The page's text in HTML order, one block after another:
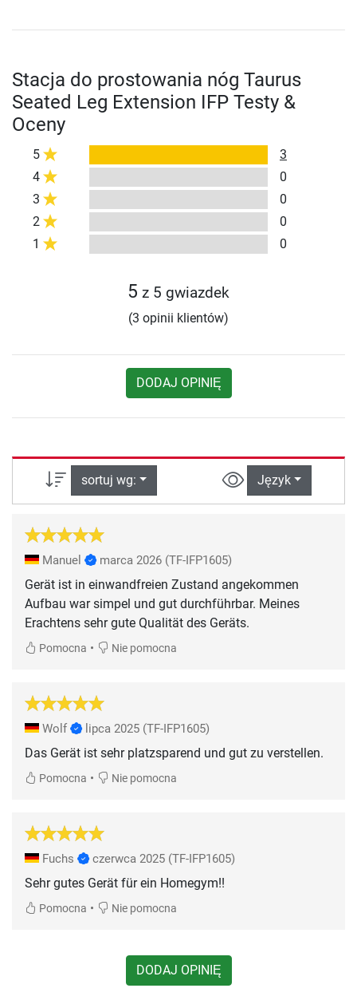
Stacja do prostowania nóg Taurus
Seated Leg Extension IFP Testy &
Oceny
5
3
4
0
3
0
2
0
1
0
5 z 5 gwiazdek
(3 opinii klientów)
DODAJ OPINIĘ
sortuj wg: Język
Manuel marca 2026 (TF-IFP1605)
Gerät ist in einwandfreien Zustand angekommen
Aufbau war simpel und gut durchführbar. Meines
Erachtens sehr gute Qualität des Geräts.
Pomocna • Nie pomocna
Wolf lipca 2025 (TF-IFP1605)
Das Gerät ist sehr platzsparend und gut zu verstellen.
Pomocna • Nie pomocna
Fuchs czerwca 2025 (TF-IFP1605)
Sehr gutes Gerät für ein Homegym!!
Pomocna • Nie pomocna
DODAJ OPINIĘ